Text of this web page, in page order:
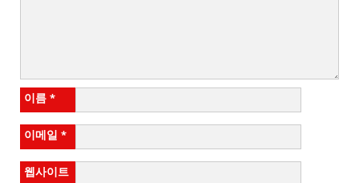
이름*
이메일 *
웹사이트